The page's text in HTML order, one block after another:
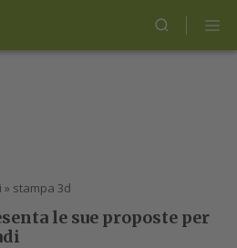
» stampa 3d
le sue proposte per